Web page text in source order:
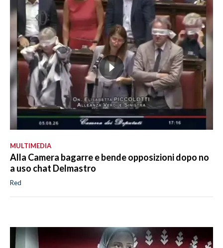
MULTIMEDIA
Alla Camera bagarre e bende opposizioni dopo no
a uso chat Delmastro
Red